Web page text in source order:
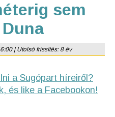
sem
| Utolsó frissítés: 8 év
a Sugópart híreiről?
és like a Facebookon!